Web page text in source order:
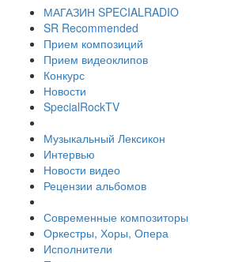
МАГАЗИН SPECIALRADIO
SR Recommended
Прием композиций
Прием видеоклипов
Конкурс
Новости
SpecialRockTV
Музыкальный Лексикон
Интервью
Новости видео
Рецензии альбомов
Современные композиторы
Оркестры, Хоры, Опера
Исполнители